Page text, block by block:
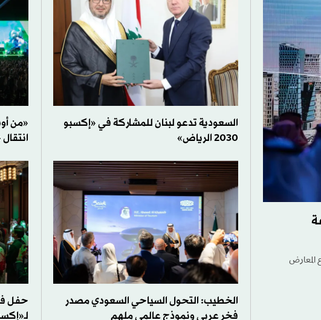
المعارض
السعودية تدعو لبنان للمشاركة في «إكسبو
2030 الرياض»
«من
الخطيب: التحول السياحي السعودي مصدر
فخر عربي ونموذج عالمي ملهم
حفل
لـ«إكسبو